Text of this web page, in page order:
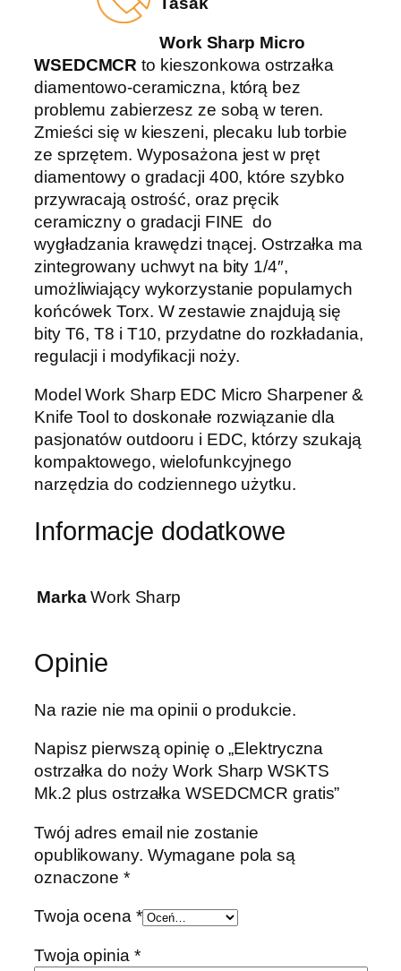
Work Sharp Micro
WSEDCMCR to kieszonkowa ostrzałka
diamentowo-ceramiczna, którą bez
problemu zabierzesz ze sobą w teren.
Zmieści się w kieszeni, plecaku lub torbie
ze sprzętem. Wyposażona jest w pręt
diamentowy o gradacji 400, które szybko
przywracają ostrość, oraz pręcik
ceramiczny o gradacji FINE do
wygładzania krawędzi tnącej. Ostrzałka ma
zintegrowany uchwyt na bity 1/4″,
umożliwiający wykorzystanie popularnych
końcówek Torx. W zestawie znajdują się
bity T6, T8 i T10, przydatne do rozkładania,
regulacji i modyfikacji noży.
Model Work Sharp EDC Micro Sharpener &
Knife Tool to doskonałe rozwiązanie dla
pasjonatów outdooru i EDC, którzy szukają
kompaktowego, wielofunkcyjnego
narzędzia do codziennego użytku.
Informacje dodatkowe
Marka Work Sharp
Opinie
Na razie nie ma opinii o produkcie.
Napisz pierwszą opinię o „Elektryczna
ostrzałka do noży Work Sharp WSKTS
Mk.2 plus ostrzałka WSEDCMCR gratis”
Twój adres email nie zostanie
opublikowany. Wymagane pola są
oznaczone*
Twoja ocena *
Twoja opinia *